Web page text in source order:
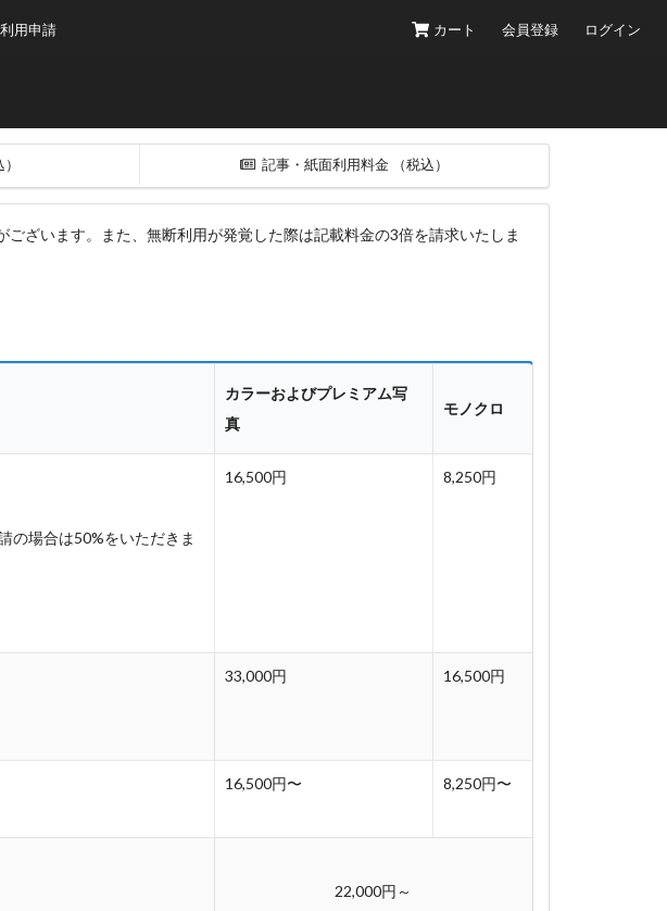
用申請 カート 会員登録 ログイン
記事・紙面利用料金 （税込）
ざいます。また、無断利用が発覚した際は記載料金の3倍を請求いたしま
カラーおよびプレミアム写
真
モノクロ
の場合は50%をいただきま
16,500円 8,250円
33,000円 16,500円
16,500円〜 8,250円〜
22,000円～